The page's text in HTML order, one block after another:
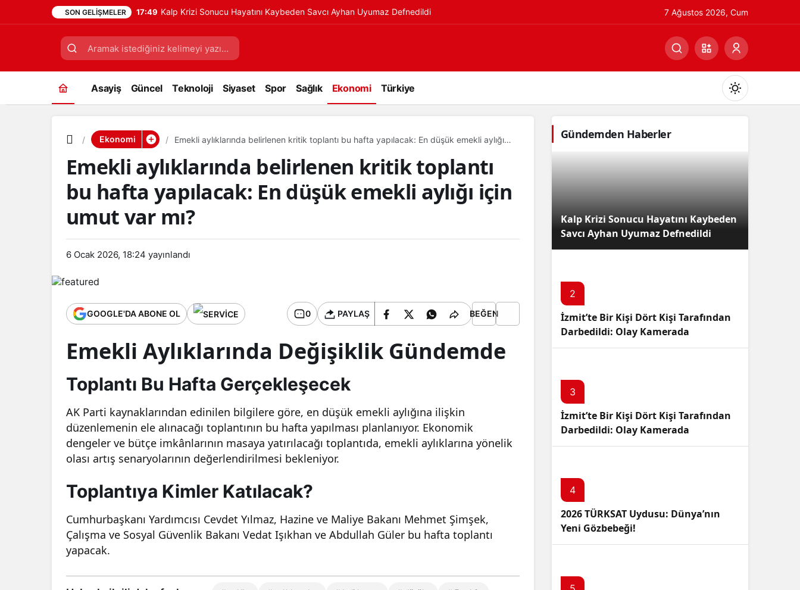
SON GELIŞMELER 17:49 Kalp Krizi Sonucu Hayatını Kaybeden Savcı Ayhan Uyumaz Defnedildi 7 Ağustos 2026, Cum
Asayiş Güncel Teknoloji Siyaset Spor Sağlık Ekonomi Türkiye
Gece Modu
Gece modunu seçin.
Ekonomi
Emekli aylıklarında belirlenen kritik toplantı bu hafta yapılacak: En düşük emekli aylığı
Emekli aylıklarında belirlenen kritik toplantı
bu hafta yapılacak: En düşük emekli aylığı için
umut var mı?
6 Ocak 2026, 18:24 yayınlandı
GOOGLE'DA ABONE OL 0 PAYLAŞ BEĞEN
Emekli Aylıklarında Değişiklik Gündemde
Toplantı Bu Hafta Gerçekleşecek
AK Parti kaynaklarından edinilen bilgilere göre, en düşük emekli aylığına ilişkin
düzenlemenin ele alınacağı toplantının bu hafta yapılması planlanıyor. Ekonomik
dengeler ve bütçe imkânlarının masaya yatırılacağı toplantıda, emekli aylıklarına yönelik
olası artış senaryolarının değerlendirilmesi bekleniyor.
Toplantıya Kimler Katılacak?
Cumhurbaşkanı Yardımcısı Cevdet Yılmaz, Hazine ve Maliye Bakanı Mehmet Şimşek,
Çalışma ve Sosyal Güvenlik Bakanı Vedat Işıkhan ve Abdullah Güler bu hafta toplantı
yapacak.
Gündemden Haberler
Kalp Krizi Sonucu Hayatını Kaybeden
Savcı Ayhan Uyumaz Defnedildi
2
İzmit’te Bir Kişi Dört Kişi Tarafından
Darbedildi: Olay Kamerada
3
İzmit’te Bir Kişi Dört Kişi Tarafından
Darbedildi: Olay Kamerada
4
2026 TÜRKSAT Uydusu: Dünya’nın
Yeni Gözbebeği!